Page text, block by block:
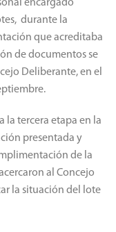
encargado
durante la
que acreditaba
de documentos se
Deliberante, en el
la tercera etapa en la
presentada y
de la
al Concejo
la situación del lote